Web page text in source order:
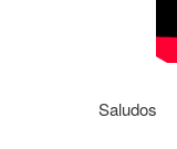
Saludos